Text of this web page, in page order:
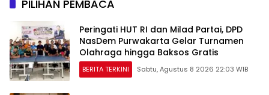
PILIHAN PEMBACA
Peringati HUT RI dan Milad Partai, DPD
NasDem Purwakarta Gelar Turnamen
Olahraga hingga Baksos Gratis
BERITA TERKINI Sabtu, Agustus 8 2026 22:03 WIB